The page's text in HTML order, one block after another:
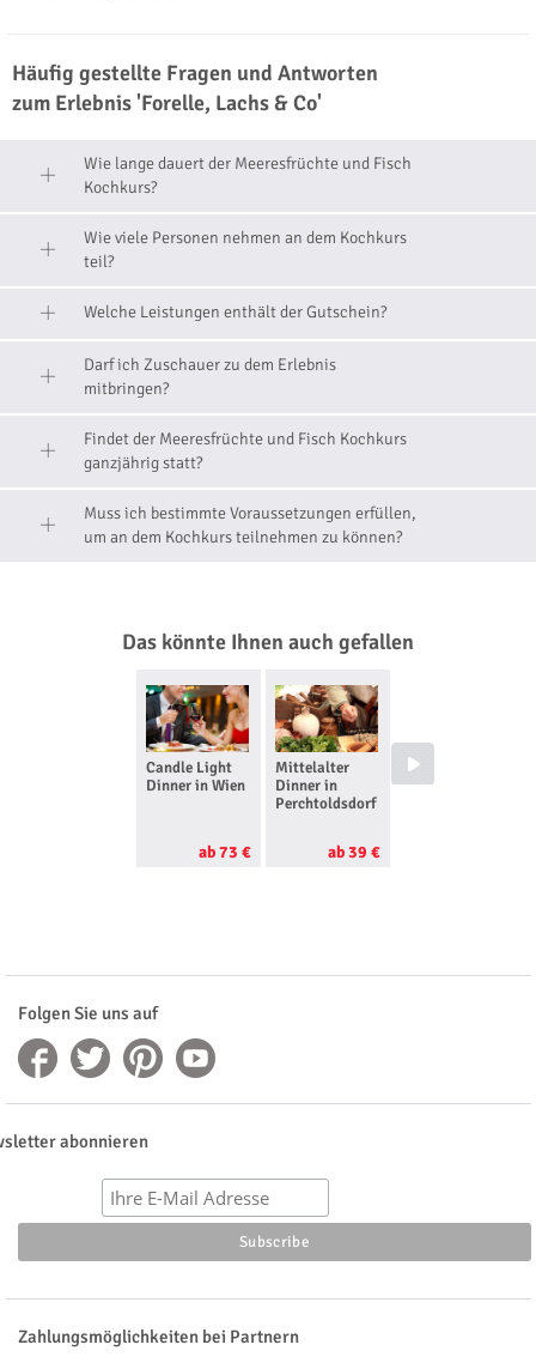
Häufig gestellte Fragen und Antworten
zum Erlebnis 'Forelle, Lachs & Co'
Wie lange dauert der Meeresfrüchte und Fisch
Kochkurs?
Wie viele Personen nehmen an dem Kochkurs
teil?
Welche Leistungen enthält der Gutschein?
Darf ich Zuschauer zu dem Erlebnis
mitbringen?
Findet der Meeresfrüchte und Fisch Kochkurs
ganzjährig statt?
Muss ich bestimmte Voraussetzungen erfüllen,
um an dem Kochkurs teilnehmen zu können?
Das könnte Ihnen auch gefallen
Candle Light
Dinner in Wien
ab 73 €
Mittelalter
Dinner in
Perchtoldsdorf
ab 39 €
Dinner in the
Dark in Wien
Folgen Sie uns auf
abonnieren
Zahlungsmöglichkeiten bei Partnern